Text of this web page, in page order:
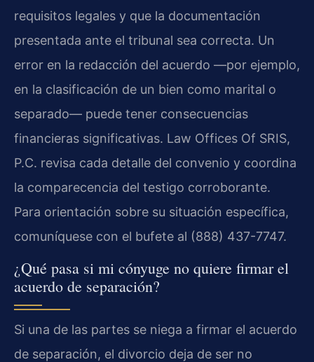
requisitos legales y que la documentación
presentada ante el tribunal sea correcta. Un
error en la redacción del acuerdo —por ejemplo,
en la clasificación de un bien como marital o
separado— puede tener consecuencias
financieras significativas. Law Offices Of SRIS,
P.C. revisa cada detalle del convenio y coordina
la comparecencia del testigo corroborante.
Para orientación sobre su situación específica,
comuníquese con el bufete al (888) 437-7747.
¿Qué pasa si mi cónyuge no quiere firmar el
acuerdo de separación?
Si una de las partes se niega a firmar el acuerdo
de separación, el divorcio deja de ser no